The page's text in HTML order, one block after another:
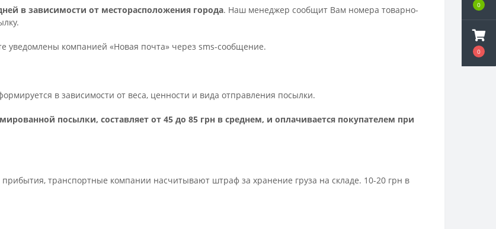
0
0
в зависимости от месторасположения города. Наш менеджер сообщит Вам номера товарно-
компанией «Новая почта» через sms-сообщение.
в зависимости от веса, ценности и вида отправления посылки.
посылки, составляет от 45 до 85 грн в среднем, и оплачивается покупателем при
транспортные компании насчитывают штраф за хранение груза на складе. 10-20 грн в